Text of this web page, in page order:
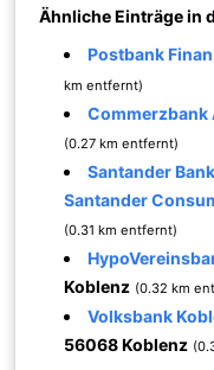
Ähnliche Einträge in
Postbank
km entfernt)
Commerzbank
(0.27 km entfernt)
Santander
Santander
(0.31 km entfernt)
Koblenz (0.32 km
Volksbank
56068 Koblenz